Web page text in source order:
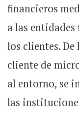
financieros
a las
los clientes. De
cliente de
al entorno, se
las